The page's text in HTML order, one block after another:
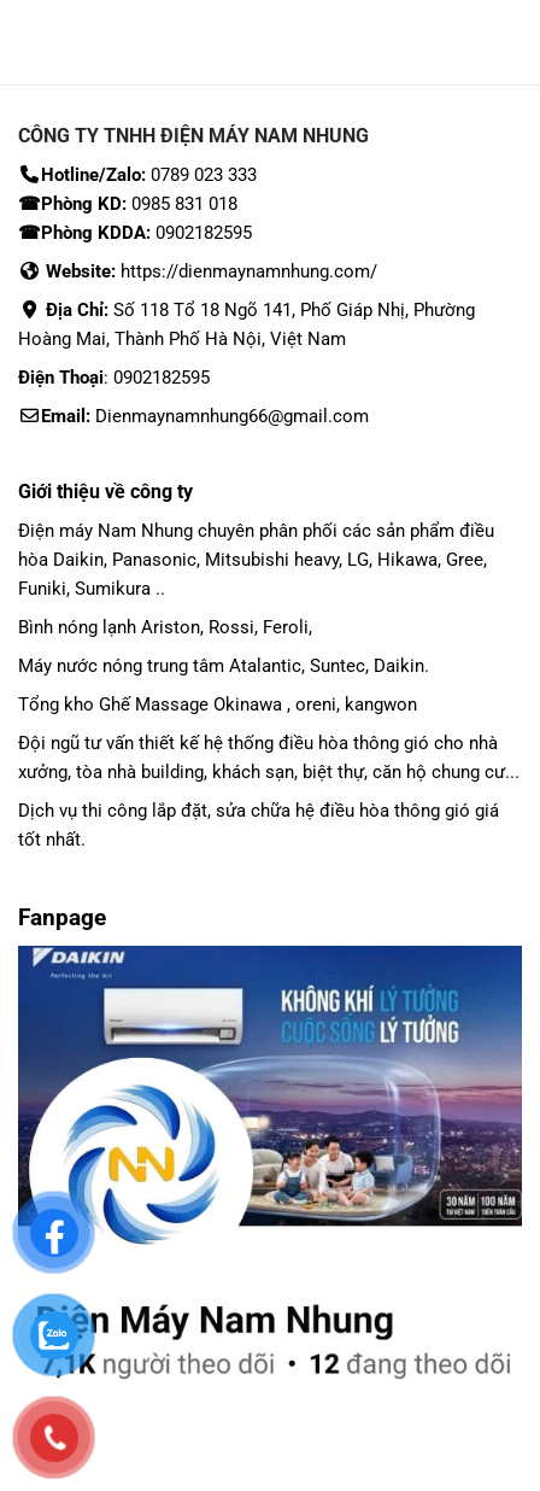
CÔNG TY TNHH ĐIỆN MÁY NAM NHUNG
Hotline/Zalo:0789 023 333
☎Phòng KD: 0985 831 018
☎Phòng KDDA: 0902182595
Website: https://dienmaynamnhung.com/
Địa Chỉ: Số 118 Tổ 18 Ngõ 141, Phố Giáp Nhị, Phường
Hoàng Mai, Thành Phố Hà Nội, Việt Nam
Điện Thoại: 0902182595
Email: Dienmaynamnhung66@gmail.com
Giới thiệu về công ty
Điện máy Nam Nhung chuyên phân phối các sản phẩm điều
hòa Daikin, Panasonic, Mitsubishi heavy, LG, Hikawa, Gree,
Funiki, Sumikura ..
Bình nóng lạnh Ariston, Rossi, Feroli,
Máy nước nóng trung tâm Atalantic, Suntec, Daikin.
Tổng kho Ghế Massage Okinawa , oreni, kangwon
Đội ngũ tư vấn thiết kế hệ thống điều hòa thông gió cho nhà
xưởng, tòa nhà building, khách sạn, biệt thự, căn hộ chung cư...
Dịch vụ thi công lắp đặt, sửa chữa hệ điều hòa thông gió giá
tốt nhất.
Fanpage